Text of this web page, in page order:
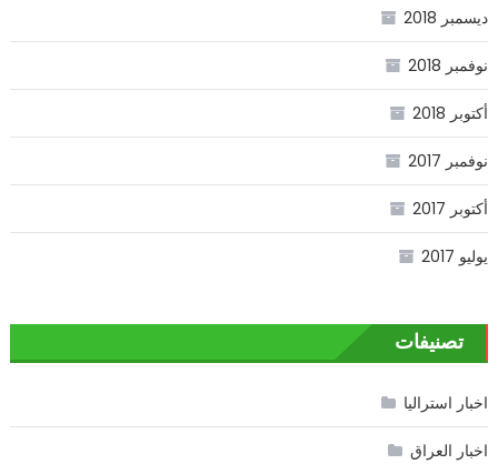
ديسمبر 2018
نوفمبر 2018
أكتوبر 2018
نوفمبر 2017
أكتوبر 2017
يوليو 2017
تصنيفات
اخبار استراليا
اخبار العراق